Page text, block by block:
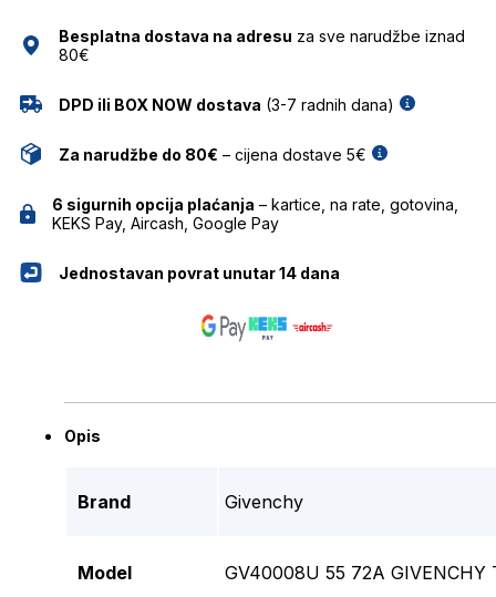
Besplatna dostava na adresu za sve narudžbe iznad
80€
DPD ili BOX NOW dostava (3-7 radnih dana)
Za narudžbe do 80€ – cijena dostave 5€
6 sigurnih opcija plaćanja – kartice, na rate, gotovina,
KEKS Pay, Aircash, Google Pay
Jednostavan povrat unutar 14 dana
Opis
Brand Givenchy
Model GV40008U 55 72A GIVENCHY